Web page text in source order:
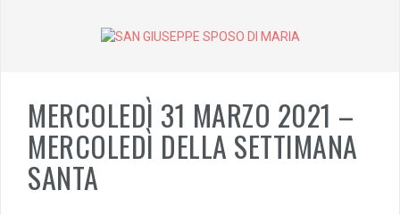
MERCOLEDÌ 31 MARZO 2021 –
MERCOLEDÌ DELLA SETTIMANA
SANTA